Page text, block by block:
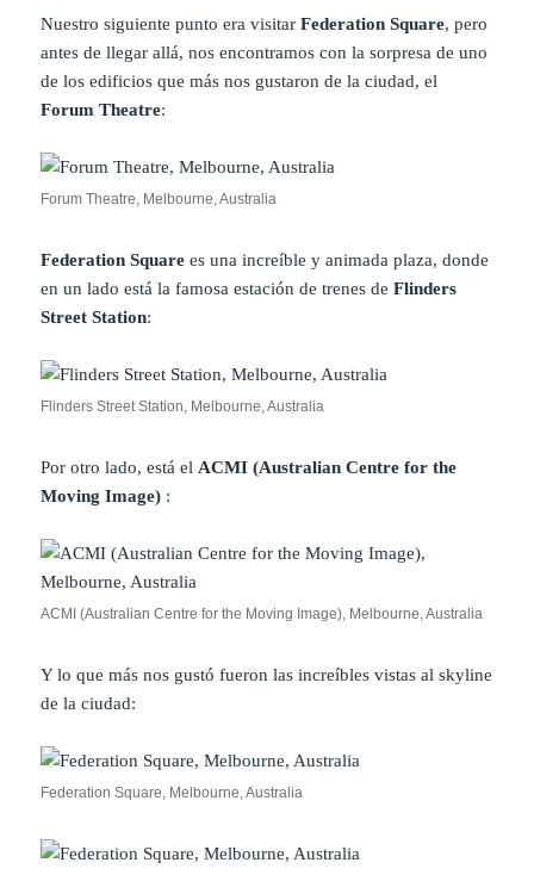
Nuestro siguiente punto era visitarFederation Square, pero
antes de llegar allá, nos encontramos con la sorpresa de uno
de los edificios que más nos gustaron de la ciudad, el
Forum Theatre:
Forum Theatre, Melbourne, Australia
Federation Square es una increíble y animada plaza, donde
en un lado está la famosa estación de trenes de Flinders
Street Station:
Flinders Street Station, Melbourne, Australia
Por otro lado, está el ACMI (Australian Centre for the
Moving Image) :
ACMI (Australian Centre for the Moving Image), Melbourne, Australia
Y lo que más nos gustó fueron las increíbles vistas al skyline
de la ciudad:
Federation Square, Melbourne, Australia